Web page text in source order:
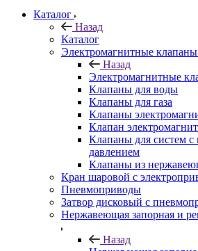
Каталог
Назад
Каталог
Электромагнитные клапаны
Назад
Электромагнитные
Клапаны для воды
Клапаны для газа
Клапаны
Клапан
Клапаны для систем
давлением
Клапаны из
Кран шаровой с
Пневмоприводы
Затвор дисковый с
Нержавеющая запорная и
Назад